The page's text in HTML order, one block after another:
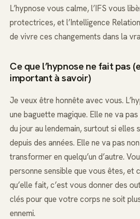
L’hypnose vous calme, l’IFS vous
protectrices, et l’Intelligence
de vivre ces changements dans la
Ce que l’hypnose ne fait pas
important à savoir)
Je veux être honnête avec vous.
une baguette magique. Elle ne va
du jour au lendemain, surtout si elles
depuis des années. Elle ne va pas
transformer en quelqu’un d’autre.
personne sensible que vous êtes, et
qu’elle fait, c’est vous donner des
clés pour que votre corps ne soit
ennemi.